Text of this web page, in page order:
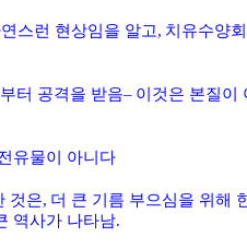
스런 현상임을 알고, 치유수양
터 공격을 받음– 이것은 본질이
유물이 아니다
것은, 더 큰 기름 부으심을 위해
역사가 나타남.